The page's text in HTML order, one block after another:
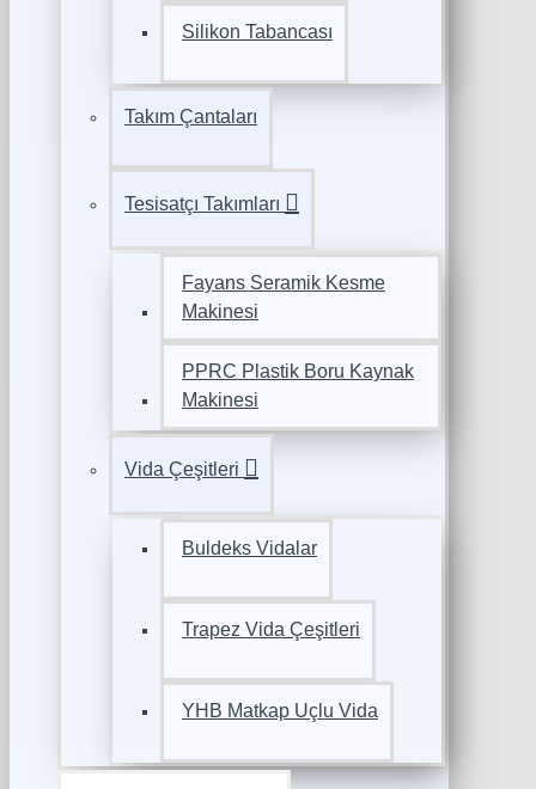
Silikon Tabancası
Takım Çantaları
Tesisatçı Takımları
Fayans Seramik Kesme
Makinesi
PPRC Plastik Boru Kaynak
Makinesi
Vida Çeşitleri
Buldeks Vidalar
Trapez Vida Çeşitleri
YHB Matkap Uçlu Vida